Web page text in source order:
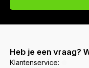
Heb je een vraag?
Klantenservice: